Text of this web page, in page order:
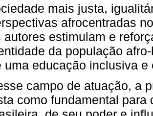
mais justa,
afrocentradas
autores estimulam e
da população
uma educação inclusiva e
campo de atuação, a
como fundamental para